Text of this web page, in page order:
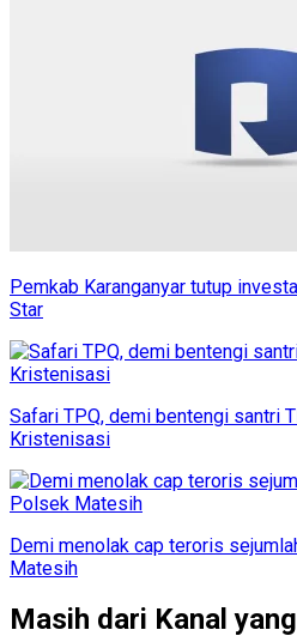
Pemkab Karanganyar tutup
Star
Safari TPQ, demi bentengi santri
Kristenisasi
Demi menolak cap teroris
Matesih
Masih dari Kanal